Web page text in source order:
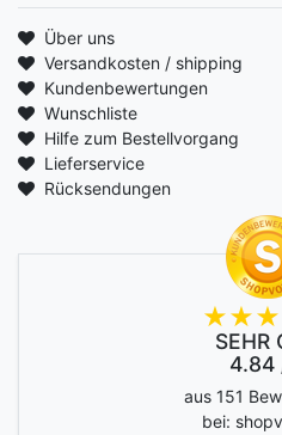
Über uns
Versandkosten / shipping
Kundenbewertungen
Wunschliste
Hilfe zum Bestellvorgang
Lieferservice
Rücksendungen
SEHR
4.84
aus 151
bei: